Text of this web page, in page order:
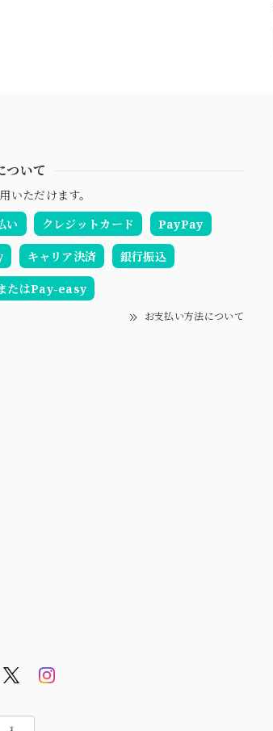
ついて
いただけます。
い
クレジットカード PayPay
キャリア決済 銀行振込
たはPay-easy
お支払い方法について